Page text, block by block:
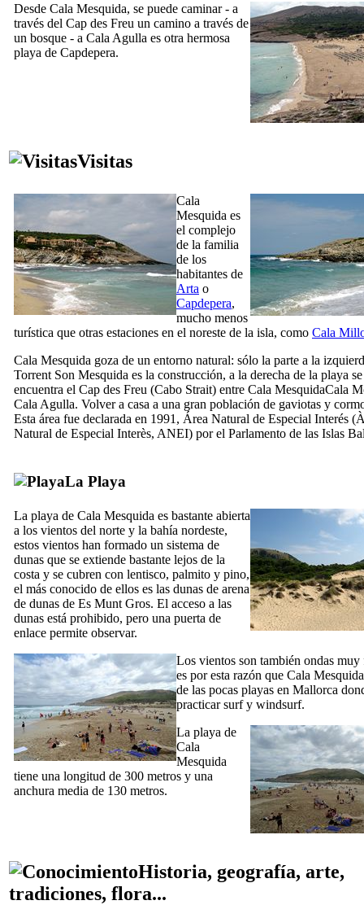
Desde Cala Mesquida, se puede caminar - a
través del Cap des Freu un camino a través de
un bosque - a Cala Agulla es otra hermosa
playa de Capdepera.
Visitas
Cala
Mesquida es
el complejo
de la familia
de los
habitantes de
Arta o
Capdepera,
mucho menos
turística que otras estaciones en el noreste de la isla, como Cala
Cala Mesquida goza de un entorno natural: sólo la parte a la
Torrent Son Mesquida es la construcción, a la derecha de la playa se
encuentra el Cap des Freu (Cabo Strait) entre Cala MesquidaCala
Cala Agulla. Volver a casa a una gran población de gaviotas y
Esta área fue declarada en 1991, Área Natural de Especial Interés (
Natural de Especial Interès, ANEI) por el Parlamento de las Islas
La Playa
La playa de Cala Mesquida es bastante abierta
a los vientos del norte y la bahía nordeste,
estos vientos han formado un sistema de
dunas que se extiende bastante lejos de la
costa y se cubren con lentisco, palmito y pino,
el más conocido de ellos es las dunas de arena
de dunas de Es Munt Gros. El acceso a las
dunas está prohibido, pero una puerta de
enlace permite observar.
Los vientos son también ondas muy
es por esta razón que Cala Mesquida
de las pocas playas en Mallorca
practicar surf y windsurf.
La playa de
Cala
Mesquida
tiene una longitud de 300 metros y una
anchura media de 130 metros.
Historia, geografía, arte,
tradiciones, flora...